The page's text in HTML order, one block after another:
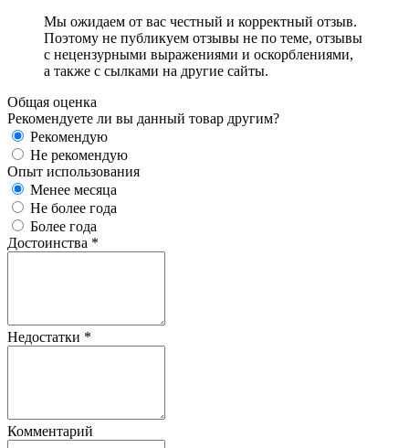
Мы ожидаем от вас честный и корректный отзыв.
Поэтому не публикуем отзывы не по теме, отзывы
с нецензурными выражениями и оскорблениями,
а также с сылками на другие сайты.
Общая оценка
Рекомендуете ли вы данный товар другим?
Рекомендую
Не рекомендую
Опыт использования
Менее месяца
Не более года
Более года
Достоинства *
Недостатки *
Комментарий